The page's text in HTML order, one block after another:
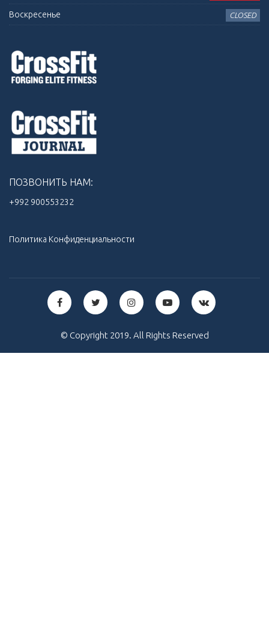
Воскресенье CLOSED
ПОЗВОНИТЬ НАМ:
+992 900553232‬
Политика Конфиденциальности
© Copyright 2019. All Rights Reserved